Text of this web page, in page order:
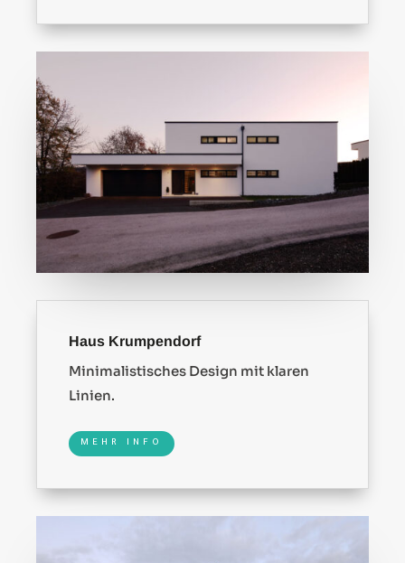
Haus Krumpendorf
Minimalistisches Design mit klaren
Linien.
MEHR INFO